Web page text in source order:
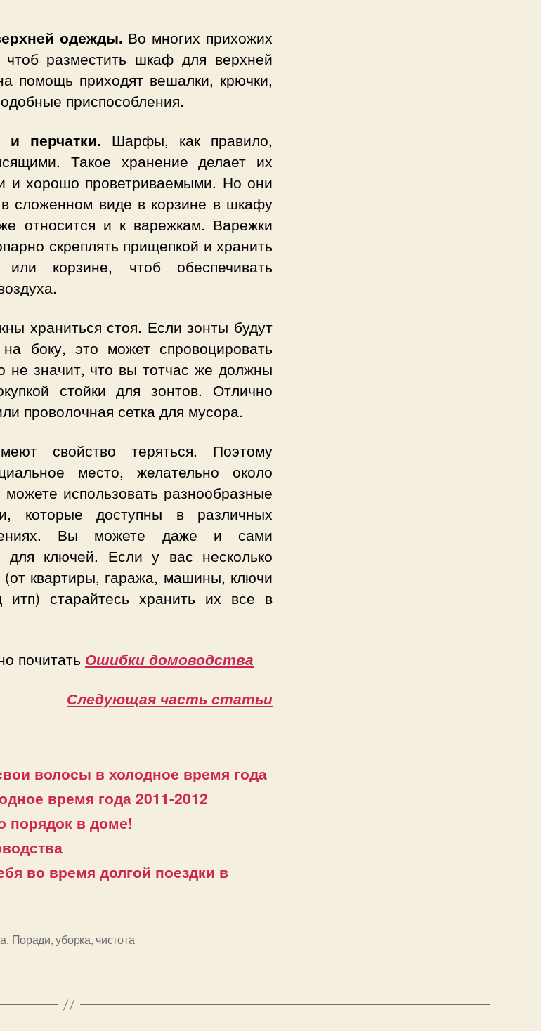
одежды. Во многих прихожих
чтоб разместить шкаф для верхней
помощь приходят вешалки, крючки,
приспособления.
перчатки. Шарфы, как правило,
Такое хранение делает их
и хорошо проветриваемыми. Но они
в сложенном виде в корзине в шкафу
относится и к варежкам. Варежки
скреплять прищепкой и хранить
корзине, чтоб обеспечивать
храниться стоя. Если зонты будут
боку, это может спровоцировать
не значит, что вы тотчас же должны
стойки для зонтов. Отлично
проволочная сетка для мусора.
свойство теряться. Поэтому
место, желательно около
использовать разнообразные
которые доступны в различных
Вы можете даже и сами
для ключей. Если у вас несколько
(от квартиры, гаража, машины, ключи
итп) старайтесь хранить их все в
почитать Ошибки домоводства
Следующая часть статьи
волосы в холодное время года
время года 2011-2012
порядок в доме!
во время долгой поездки в
, Поради,уборка, чистота